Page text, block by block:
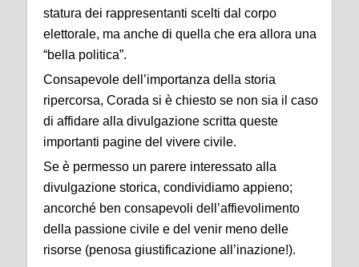
statura dei rappresentanti scelti dal corpo
elettorale, ma anche di quella che era allora una
“bella politica”.
Consapevole dell’importanza della storia
ripercorsa, Corada si è chiesto se non sia il caso
di affidare alla divulgazione scritta queste
importanti pagine del vivere civile.
Se è permesso un parere interessato alla
divulgazione storica, condividiamo appieno;
ancorché ben consapevoli dell’affievolimento
della passione civile e del venir meno delle
risorse (penosa giustificazione all’inazione!).